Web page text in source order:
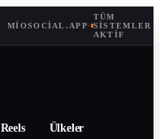
MIOSOCIAL.APP·
TÜM
SISTEMLER
AKTIF
Reels Ülkeler